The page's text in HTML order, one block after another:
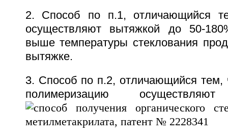
2. Способ по п.1, отличающийся
осуществляют вытяжкой до 50-
выше температуры стеклования
вытяжке.
3. Способ по п.2, отличающийся тем,
полимеризацию